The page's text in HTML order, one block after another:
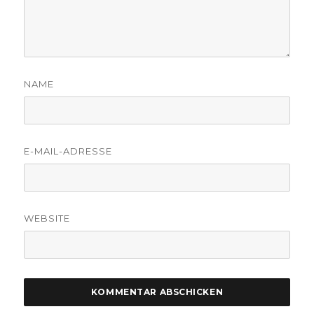
NAME
E-MAIL-ADRESSE
WEBSITE